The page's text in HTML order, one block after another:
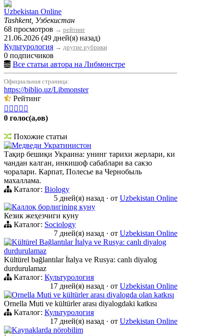
Uzbekistan Online
Tashkent, Узбекистан
68 просмотров → рейтинг
21.06.2026 (49 дней(я) назад)
Культурология → другие рубрики
0 подписчиков
Все статьи автора на Либмонстре
Официальная страница:
https://biblio.uz/Libmonster
Рейтинг
    
0 голос(а,ов)
Похожие статьи
Медведи Укратинистон
Тақир бешиқи Украина: унинг тарихи жерлари, ки
чандан калган, инкишоф сабаблари ва сакзо
чоралари. Карпат, Полесье ва Чернобыль
махаллама.
Каталог: Biology
5 дней(я) назад · от Uzbekistan Online
Каллоқ борлигining куну
Кезик жеҳезчиги куну
Каталог: Sociology
7 дней(я) назад · от Uzbekistan Online
Kültürel Bağlantılar İtalya ve Rusya: canlı diyalog
durdurulamaz
Kültürel bağlantılar İtalya ve Rusya: canlı diyalog
durdurulamaz
Каталог: Культурология
17 дней(я) назад · от Uzbekistan Online
Ornella Muti ve kültürler arası diyalogda olan katkısı
Ornella Muti ve kültürler arası diyalogdaki katkısı
Каталог: Культурология
17 дней(я) назад · от Uzbekistan Online
Kaynaklarda nörobilim